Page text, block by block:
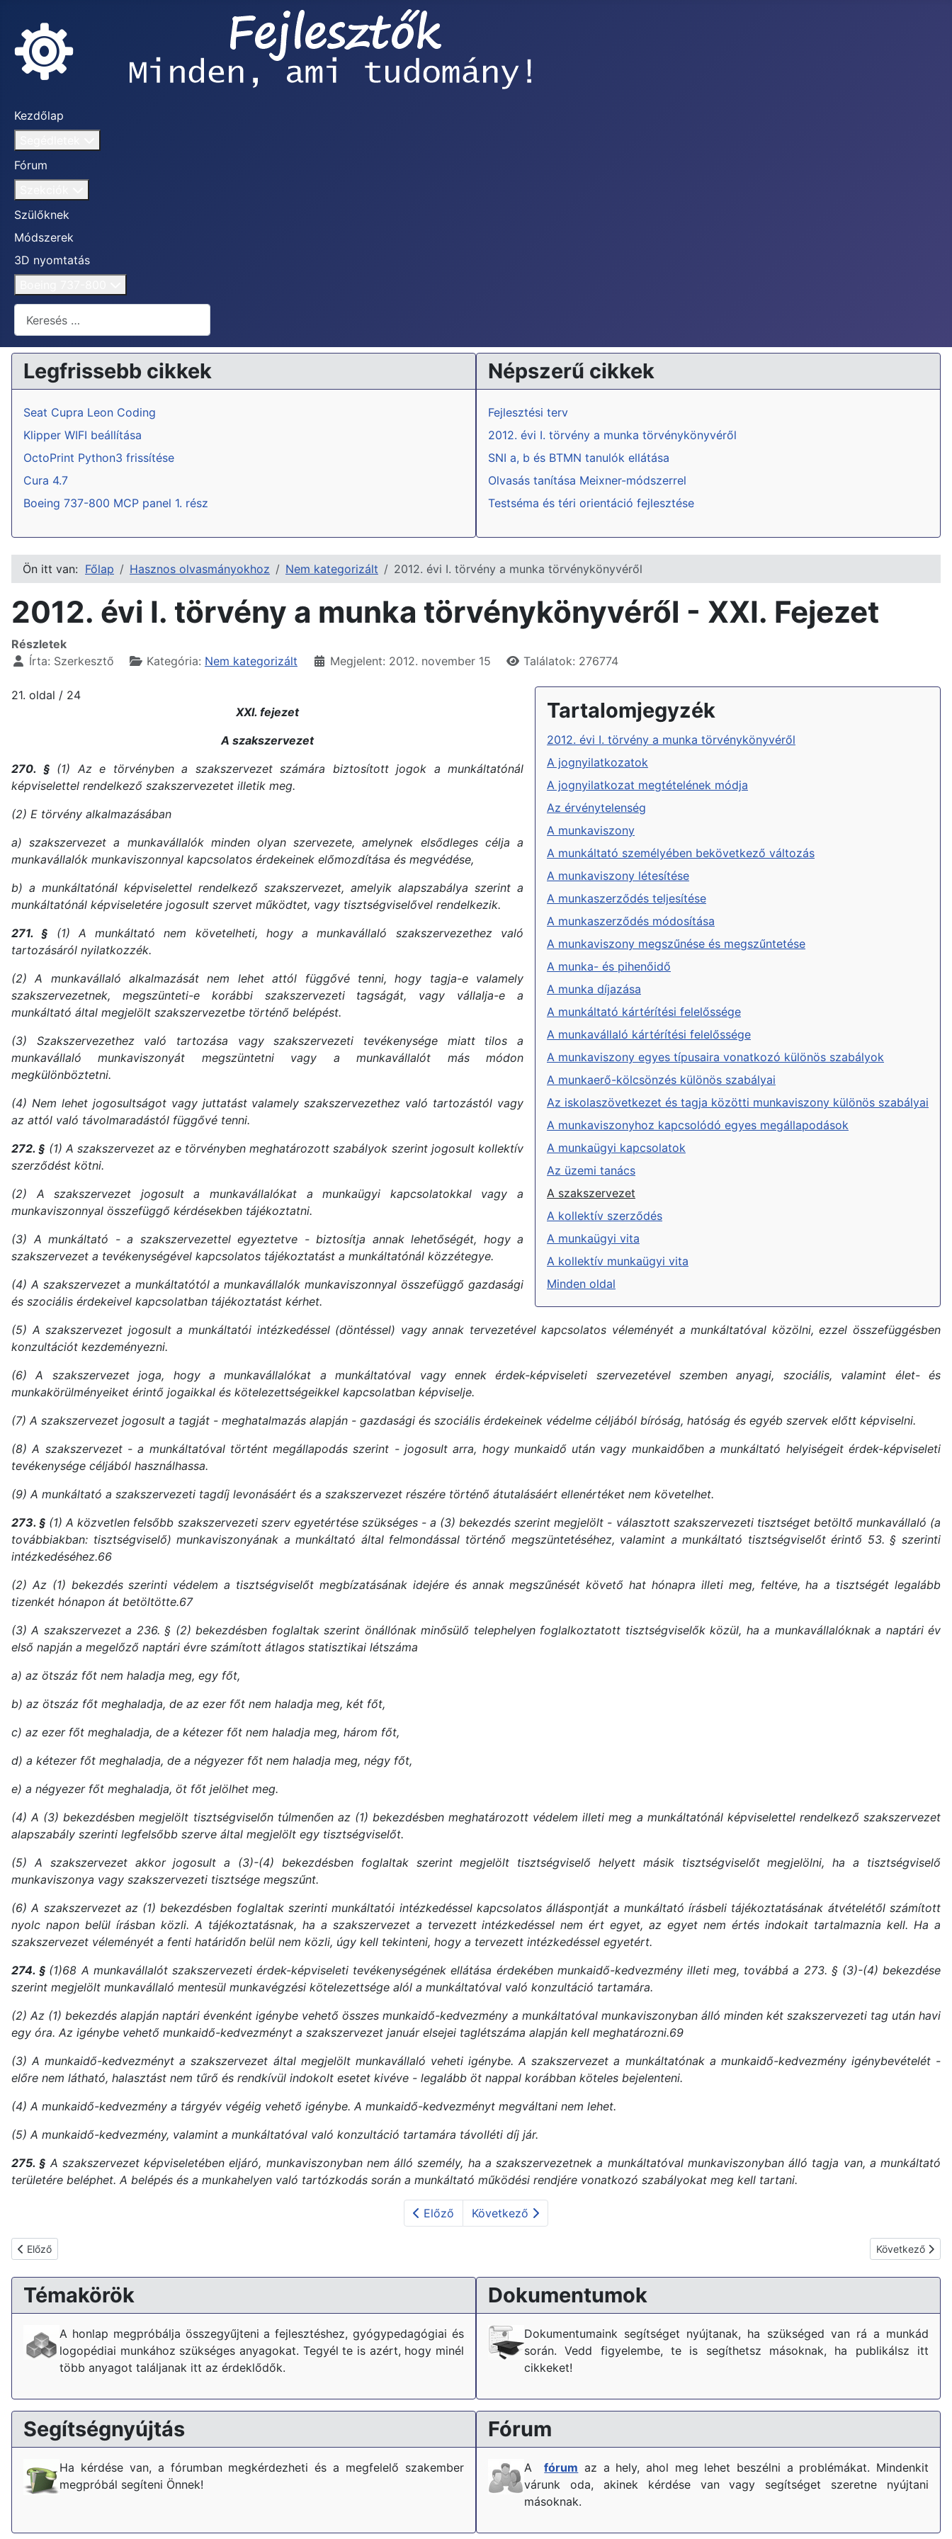
Kezdőlap
Fórum
Szülőknek
Módszerek
3D nyomtatás
Keresés...
Legfrissebb cikkek
Seat Cupra Leon Coding
Klipper WIFI beállítása
OctoPrint Python3 frissítése
Cura 4.7
Boeing 737-800 MCP panel 1. rész
Népszerű cikkek
Fejlesztési terv
2012. évi I. törvény a munka törvénykönyvéről
SNI a, b és BTMN tanulók ellátása
Olvasás tanítása Meixner-módszerrel
Testséma és téri orientáció fejlesztése
Ön itt van: Főlap Hasznos olvasmányokhoz Nem kategorizált 2012. évi I. törvény a munka törvénykönyvéről
2012. évi I. törvény a munka törvénykönyvéről - XXI. Fejezet
Részletek
Írta: Szerkesztő Kategória: Nem kategorizált Megjelent: 2012. november 15 Találatok: 276774
Tartalomjegyzék
2012. évi I. törvény a munka törvénykönyvéről
A jognyilatkozatok
A jognyilatkozat megtételének módja
Az érvénytelenség
A munkaviszony
A munkáltató személyében bekövetkező változás
A munkaviszony létesítése
A munkaszerződés teljesítése
A munkaszerződés módosítása
A munkaviszony megszűnése és megszűntetése
A munka- és pihenőidő
A munka díjazása
A munkáltató kártérítési felelőssége
A munkavállaló kártérítési felelőssége
A munkaviszony egyes típusaira vonatkozó különös szabályok
A munkaerő-kölcsönzés különös szabályai
Az iskolaszövetkezet és tagja közötti munkaviszony különös szabályai
A munkaviszonyhoz kapcsolódó egyes megállapodások
A munkaügyi kapcsolatok
Az üzemi tanács
A szakszervezet
A kollektív szerződés
A munkaügyi vita
A kollektív munkaügyi vita
Minden oldal
21. oldal / 24
XXI. fejezet
A szakszervezet
270. §(1) Az e törvényben a szakszervezet számára biztosított jogok a munkáltatónál
képviselettel rendelkező szakszervezetet illetik meg.
(2) E törvény alkalmazásában
a) szakszervezet a munkavállalók minden olyan szervezete, amelynek elsődleges célja a
munkavállalók munkaviszonnyal kapcsolatos érdekeinek előmozdítása és megvédése,
b) a munkáltatónál képviselettel rendelkező szakszervezet, amelyik alapszabálya szerint a
munkáltatónál képviseletére jogosult szervet működtet, vagy tisztségviselővel rendelkezik.
271. § (1) A munkáltató nem követelheti, hogy a munkavállaló szakszervezethez való
tartozásáról nyilatkozzék.
(2) A munkavállaló alkalmazását nem lehet attól függővé tenni, hogy tagja-e valamely
szakszervezetnek, megszünteti-e korábbi szakszervezeti tagságát, vagy vállalja-e a
munkáltató által megjelölt szakszervezetbe történő belépést.
(3) Szakszervezethez való tartozása vagy szakszervezeti tevékenysége miatt tilos a
munkavállaló munkaviszonyát megszüntetni vagy a munkavállalót más módon
megkülönböztetni.
(4) Nem lehet jogosultságot vagy juttatást valamely szakszervezethez való tartozástól vagy
az attól való távolmaradástól függővé tenni.
272. § (1) A szakszervezet az e törvényben meghatározott szabályok szerint jogosult kollektív
szerződést kötni.
(2) A szakszervezet jogosult a munkavállalókat a munkaügyi kapcsolatokkal vagy a
munkaviszonnyal összefüggő kérdésekben tájékoztatni.
(3) A munkáltató - a szakszervezettel egyeztetve - biztosítja annak lehetőségét, hogy a
szakszervezet a tevékenységével kapcsolatos tájékoztatást a munkáltatónál közzétegye.
(4) A szakszervezet a munkáltatótól a munkavállalók munkaviszonnyal összefüggő gazdasági
és szociális érdekeivel kapcsolatban tájékoztatást kérhet.
(5) A szakszervezet jogosult a munkáltatói intézkedéssel (döntéssel) vagy annak tervezetével kapcsolatos véleményét a munkáltatóval közölni, ezzel összefüggésben
konzultációt kezdeményezni.
(6) A szakszervezet joga, hogy a munkavállalókat a munkáltatóval vagy ennek érdek-képviseleti szervezetével szemben anyagi, szociális, valamint élet- és
munkakörülményeiket érintő jogaikkal és kötelezettségeikkel kapcsolatban képviselje.
(7) A szakszervezet jogosult a tagját - meghatalmazás alapján - gazdasági és szociális érdekeinek védelme céljából bíróság, hatóság és egyéb szervek előtt képviselni.
(8) A szakszervezet - a munkáltatóval történt megállapodás szerint - jogosult arra, hogy munkaidő után vagy munkaidőben a munkáltató helyiségeit érdek-képviseleti
tevékenysége céljából használhassa.
(9) A munkáltató a szakszervezeti tagdíj levonásáért és a szakszervezet részére történő átutalásáért ellenértéket nem követelhet.
273. § (1) A közvetlen felsőbb szakszervezeti szerv egyetértése szükséges - a (3) bekezdés szerint megjelölt - választott szakszervezeti tisztséget betöltő munkavállaló (a
továbbiakban: tisztségviselő) munkaviszonyának a munkáltató által felmondással történő megszüntetéséhez, valamint a munkáltató tisztségviselőt érintő 53. § szerinti
intézkedéséhez.66
(2) Az (1) bekezdés szerinti védelem a tisztségviselőt megbízatásának idejére és annak megszűnését követő hat hónapra illeti meg, feltéve, ha a tisztségét legalább
tizenkét hónapon át betöltötte.67
(3) A szakszervezet a 236. § (2) bekezdésben foglaltak szerint önállónak minősülő telephelyen foglalkoztatott tisztségviselők közül, ha a munkavállalóknak a naptári év
első napján a megelőző naptári évre számított átlagos statisztikai létszáma
a) az ötszáz főt nem haladja meg, egy főt,
b) az ötszáz főt meghaladja, de az ezer főt nem haladja meg, két főt,
c) az ezer főt meghaladja, de a kétezer főt nem haladja meg, három főt,
d) a kétezer főt meghaladja, de a négyezer főt nem haladja meg, négy főt,
e) a négyezer főt meghaladja, öt főt jelölhet meg.
(4) A (3) bekezdésben megjelölt tisztségviselőn túlmenően az (1) bekezdésben meghatározott védelem illeti meg a munkáltatónál képviselettel rendelkező szakszervezet
alapszabály szerinti legfelsőbb szerve által megjelölt egy tisztségviselőt.
(5) A szakszervezet akkor jogosult a (3)-(4) bekezdésben foglaltak szerint megjelölt tisztségviselő helyett másik tisztségviselőt megjelölni, ha a tisztségviselő
munkaviszonya vagy szakszervezeti tisztsége megszűnt.
(6) A szakszervezet az (1) bekezdésben foglaltak szerinti munkáltatói intézkedéssel kapcsolatos álláspontját a munkáltató írásbeli tájékoztatásának átvételétől számított
nyolc napon belül írásban közli. A tájékoztatásnak, ha a szakszervezet a tervezett intézkedéssel nem ért egyet, az egyet nem értés indokait tartalmaznia kell. Ha a
szakszervezet véleményét a fenti határidőn belül nem közli, úgy kell tekinteni, hogy a tervezett intézkedéssel egyetért.
274. § (1)68 A munkavállalót szakszervezeti érdek-képviseleti tevékenységének ellátása érdekében munkaidő-kedvezmény illeti meg, továbbá a 273. § (3)-(4) bekezdése
szerint megjelölt munkavállaló mentesül munkavégzési kötelezettsége alól a munkáltatóval való konzultáció tartamára.
(2) Az (1) bekezdés alapján naptári évenként igénybe vehető összes munkaidő-kedvezmény a munkáltatóval munkaviszonyban álló minden két szakszervezeti tag után havi
egy óra. Az igénybe vehető munkaidő-kedvezményt a szakszervezet január elsejei taglétszáma alapján kell meghatározni.69
(3) A munkaidő-kedvezményt a szakszervezet által megjelölt munkavállaló veheti igénybe. A szakszervezet a munkáltatónak a munkaidő-kedvezmény igénybevételét -
előre nem látható, halasztást nem tűrő és rendkívül indokolt esetet kivéve - legalább öt nappal korábban köteles bejelenteni.
(4) A munkaidő-kedvezmény a tárgyév végéig vehető igénybe. A munkaidő-kedvezményt megváltani nem lehet.
(5) A munkaidő-kedvezmény, valamint a munkáltatóval való konzultáció tartamára távolléti díj jár.
275. § A szakszervezet képviseletében eljáró, munkaviszonyban nem álló személy, ha a szakszervezetnek a munkáltatóval munkaviszonyban álló tagja van, a munkáltató
területére beléphet. A belépés és a munkahelyen való tartózkodás során a munkáltató működési rendjére vonatkozó szabályokat meg kell tartani.
Előző Következő
Előző cikk: Neveléssel-oktatással lekötött óraszámok változása
Előző Következő
Következő
Témakörök
A honlap megpróbálja összegyűjteni a fejlesztéshez, gyógypedagógiai és
logopédiai munkához szükséges anyagokat. Tegyél te is azért, hogy minél
több anyagot találjanak itt az érdeklődők.
Dokumentumok
Dokumentumaink segítséget nyújtanak, ha szükséged van rá a munkád
során. Vedd figyelembe, te is segíthetsz másoknak, ha publikálsz itt
cikkeket!
Segítségnyújtás
Ha kérdése van, a fórumban megkérdezheti és a megfelelő szakember
megpróbál segíteni Önnek!
Fórum
Afórum az a hely, ahol meg lehet beszélni a problémákat. Mindenkit
várunk oda, akinek kérdése van vagy segítséget szeretne nyújtani
másoknak.